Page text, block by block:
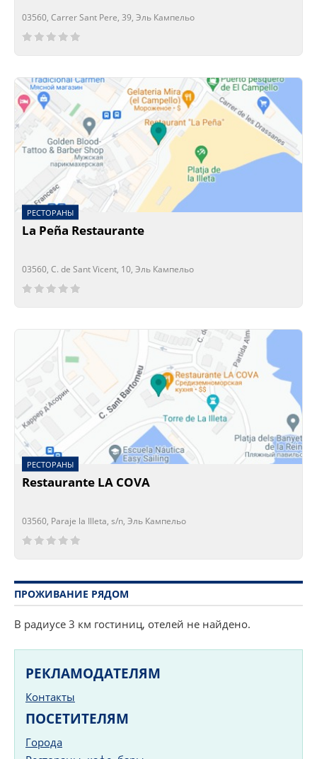
03560, Carrer Sant Pere, 39, Эль Кампельо
Сейчас открыто!
Сейчас закрыто!
РЕСТОРАНЫ
La Peña Restaurante
03560, C. de Sant Vicent, 10, Эль Кампельо
Сейчас открыто!
Сейчас закрыто!
РЕСТОРАНЫ
Restaurante LA COVA
03560, Paraje la Illeta, s/n, Эль Кампельо
Сейчас открыто!
Сейчас закрыто!
ПРОЖИВАНИЕ РЯДОМ
В радиусе 3 км гостиниц, отелей не найдено.
РЕКЛАМОДАТЕЛЯМ
Контакты
ПОСЕТИТЕЛЯМ
Города